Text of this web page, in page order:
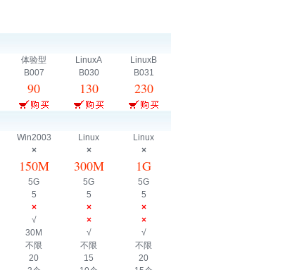
体验型 LinuxA
LinuxB
B007 B030
B031
90 130 230
Win2003 Linux
Linux
× ×
×
150M 300M 1G
5G 5G
5G
5 5
5
× ×
×
√ ×
×
30M √
√
不限 不限
不限
20 15
20